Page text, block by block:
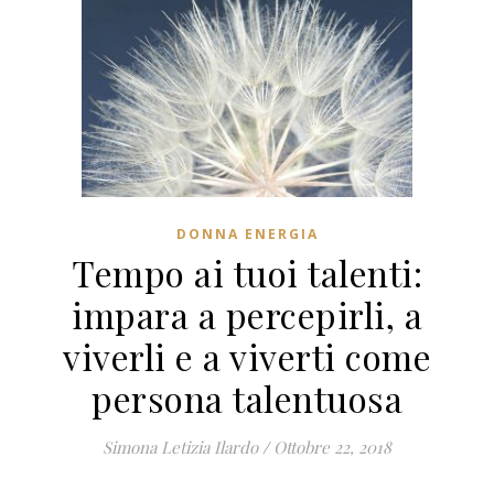
DONNA ENERGIA
Tempo ai tuoi talenti:
impara a percepirli, a
viverli e a viverti come
persona talentuosa
Simona Letizia Ilardo / Ottobre 22, 2018